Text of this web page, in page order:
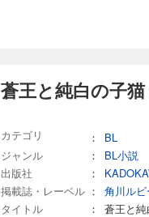
蒼王と純白の子
カテゴリ ：
BL
ジャンル
：
BL小説
出版社
：
掲載誌・レーベル ：
角川ル
タイトル
：
蒼王と